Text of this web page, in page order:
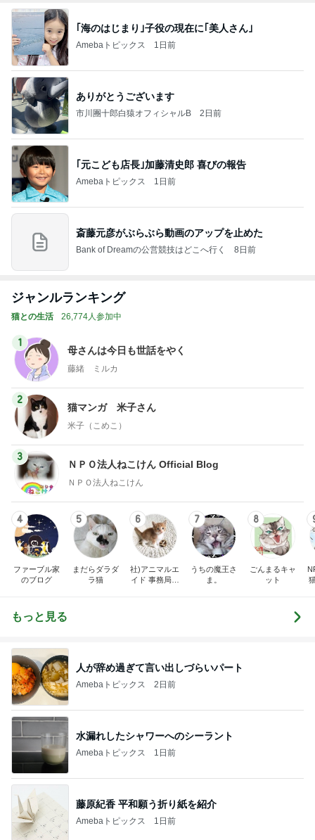
｢海のはじまり｣子役の現在に｢美人さん｣
Amebaトピックス 1日前
ありがとうございます
市川團十郎白猿オフィシャルB 2日前
｢元こども店長｣加藤清史郎 喜びの報告
Amebaトピックス 1日前
斎藤元彦がぶらぶら動画のアップを止めた
Bank of Dreamの公営競技はどこへ行く 8日前
ジャンルランキング
猫との生活 26,774人参加中
1
母さんは今日も世話をやく
藤緒 ミルカ
2
猫マンガ 米子さん
米子（こめこ）
3
ＮＰＯ法人ねこけん Official Blog
ＮＰＯ法人ねこけん
4
ファーブル家
のブログ
5
まだらダラダ
ラ猫
6
社)アニマルエ
イド 事務局＆
7
うちの魔王さ
ま。
8
ごんまるキャ
ット
もっと見る
人が辞め過ぎて言い出しづらいパート
Amebaトピックス 2日前
水漏れしたシャワーへのシーラント
Amebaトピックス 1日前
藤原紀香 平和願う折り紙を紹介
Amebaトピックス 1日前